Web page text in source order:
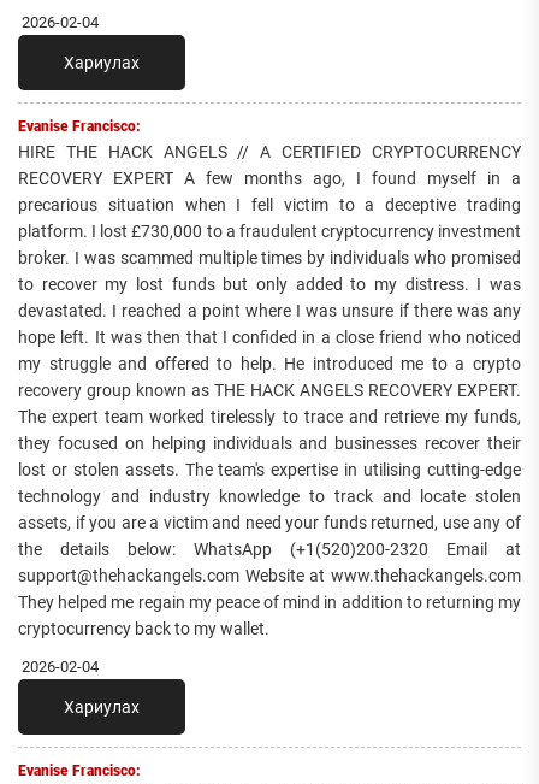
2026-02-04
Хариулах
Evanise Francisco:
HIRE THE HACK ANGELS // A CERTIFIED CRYPTOCURRENCY
RECOVERY EXPERT A few months ago, I found myself in a
precarious situation when I fell victim to a deceptive trading
platform. I lost £730,000 to a fraudulent cryptocurrency investment
broker. I was scammed multiple times by individuals who promised
to recover my lost funds but only added to my distress. I was
devastated. I reached a point where I was unsure if there was any
hope left. It was then that I confided in a close friend who noticed
my struggle and offered to help. He introduced me to a crypto
recovery group known as THE HACK ANGELS RECOVERY EXPERT.
The expert team worked tirelessly to trace and retrieve my funds,
they focused on helping individuals and businesses recover their
lost or stolen assets. The team's expertise in utilising cutting-edge
technology and industry knowledge to track and locate stolen
assets, if you are a victim and need your funds returned, use any of
the details below: WhatsApp (+1(520)200-2320 Email at
support@thehackangels.com Website at www.thehackangels.com
They helped me regain my peace of mind in addition to returning my
cryptocurrency back to my wallet.
2026-02-04
Хариулах
Evanise Francisco: